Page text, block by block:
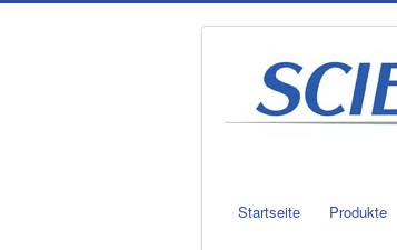
Startseite Produkte